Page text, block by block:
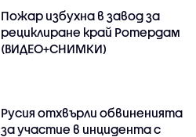
Пожар избухна в завод за
рециклиране край Ротердам
(ВИДЕО+СНИМКИ)
Русия отхвърли обвиненията
за участие в инцидента с